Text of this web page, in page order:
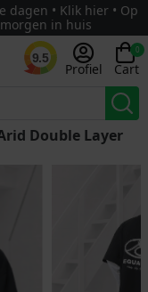
dagen • Klik hier • Op
in huis
9.5
Profiel
0
Cart
Double Layer